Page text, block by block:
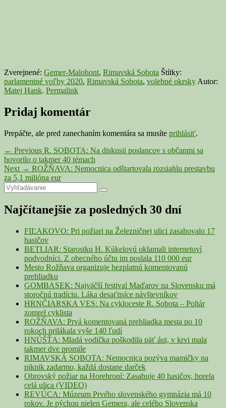
Zverejnené: Gemer-Malohont, Rimavská Sobota Štítky:
parlamentné voľby 2020, Rimavská Sobota, volebné okrsky Autor:
Matej Hank. Permalink
Pridaj komentár
Prepáčte, ale pred zanechaním komentára sa musíte prihlásiť.
Navigácia
v
článku
← Previous Previous
post:
R. SOBOTA: Na diskusii poslancov s občanmi sa
hovorilo o takmer 40 témach
Next → Next
post:
ROŽŇAVA: Nemocnica odštartovala rozsiahlu prestavbu
za 5,1 milióna eur
Primary
Sidebar
Widget
Area
Search
for:
Search
Najčítanejšie za posledných 30 dní
FIĽAKOVO: Pri požiari na Železničnej ulici zasahovalo 17
hasičov
BETLIAR: Starostku H. Kúkelovú oklamali internetoví
podvodníci. Z obecného účtu im poslala 110 000 eur
Mesto Rožňava organizuje bezplatnú komentovanú
prehliadku
GOMBASEK: Najväčší festival Maďarov na Slovensku má
storočnú tradíciu. Láka desaťtisíce návštevníkov
HRNČIARSKA VES: Na cykloceste R. Sobota – Poltár
zomrel cyklista
ROŽŇAVA: Prvá komentovaná prehliadka mesta po 10
rokoch prilákala vyše 140 ľudí
HNÚŠŤA: Mladá vodička poškodila päť áut, v krvi mala
takmer dve promile
RIMAVSKÁ SOBOTA: Nemocnica pozýva mamičky na
piknik zadarmo, každá dostane darček
Obrovský požiar na Horehroní: Zasahuje 40 hasičov, horela
celá ulica (VIDEO)
REVÚCA: Múzeum Prvého slovenského gymnázia má 10
rokov. Je pýchou nielen Gemera, ale celého Slovenska